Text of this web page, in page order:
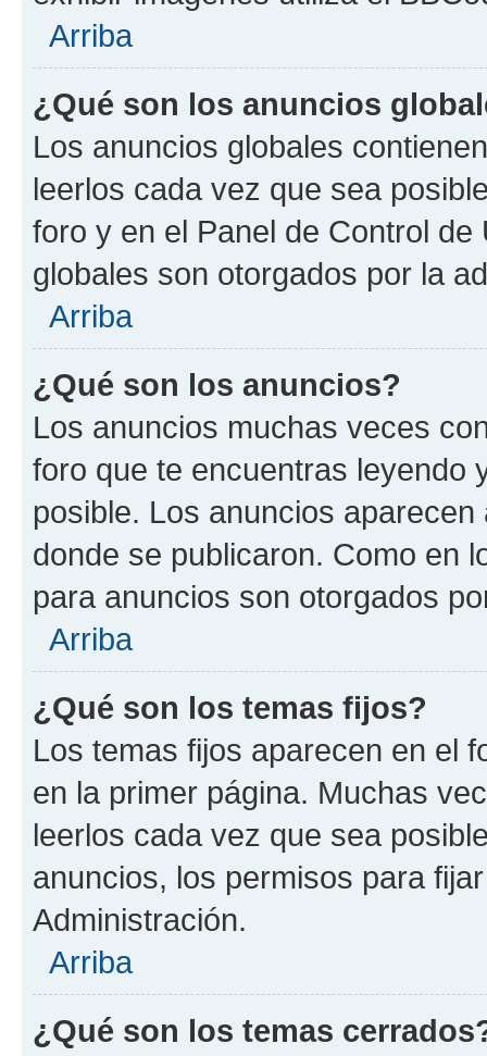
Arriba
¿Qué son los anuncios
Los anuncios globales
leerlos cada vez que sea
foro y en el Panel de Control
globales son otorgados por la
Arriba
¿Qué son los anuncios?
Los anuncios muchas veces
foro que te encuentras leyendo
posible. Los anuncios
donde se publicaron. Como en
para anuncios son otorgados
Arriba
¿Qué son los temas fijos?
Los temas fijos aparecen en el
en la primer página. Muchas
leerlos cada vez que sea
anuncios, los permisos para
Administración.
Arriba
¿Qué son los temas